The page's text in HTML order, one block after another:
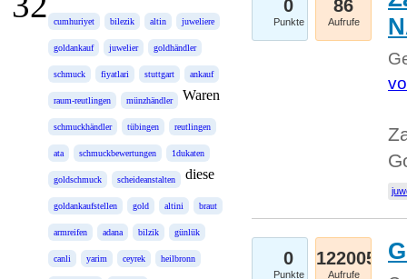
cumhuriyet bilezik altin juweliere
goldankauf juwelier goldhändler
schmuck fiyatlari stuttgart ankauf
raum-reutlingen münzhändler
schmuckhändler tübingen reutlingen
ata schmuckbewertungen 1dukaten
goldschmuck scheideanstalten
goldankaufstellen gold altini braut
armreifen adana bilzik günlük
canli yarim ceyrek heilbronn
Waren
diese
0
Punkte
86
Aufrufe
0
Punkte
122005
Aufrufe